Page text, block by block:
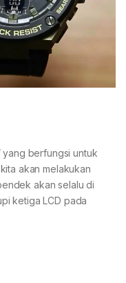
yang berfungsi untuk
akan melakukan
akan selalu di
ketiga LCD pada